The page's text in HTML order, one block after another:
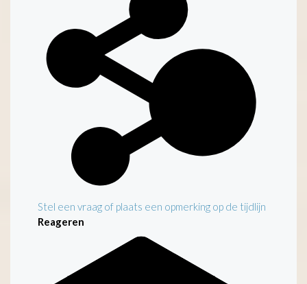
Stel een vraag of plaats een opmerking op de tijdlijn
Reageren